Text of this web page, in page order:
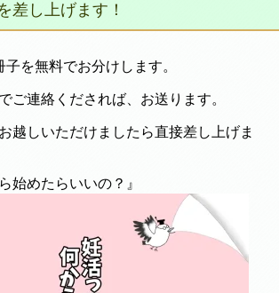
差し上げます！
を無料でお分けします。
ご連絡くだされば、お送ります。
越しいただけましたら直接差し上げま
始めたらいいの？』